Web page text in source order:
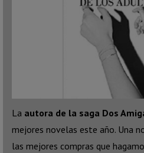
La autora de la saga Dos
mejores novelas este año. Una
las mejores compras que